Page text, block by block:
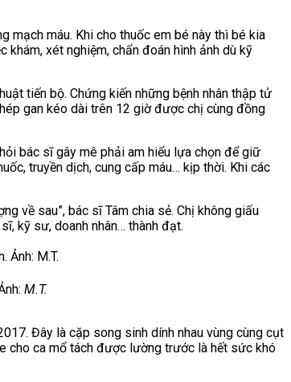
mạch máu. Khi cho thuốc em bé này thì bé kia
xét nghiệm, chẩn đoán hình ảnh dù kỹ
tiến bộ. Chứng kiến những bệnh nhân thập tử
gan kéo dài trên 12 giờ được chị cùng đồng
bác sĩ gây mê phải am hiểu lựa chọn để giữ
truyền dịch, cung cấp máu… kịp thời. Khi các
về sau”, bác sĩ Tâm chia sẻ. Chị không giấu
kỹ sư, doanh nhân… thành đạt.
M.T.
Đây là cặp song sinh dính nhau vùng cùng cụt
cho ca mổ tách được lường trước là hết sức khó